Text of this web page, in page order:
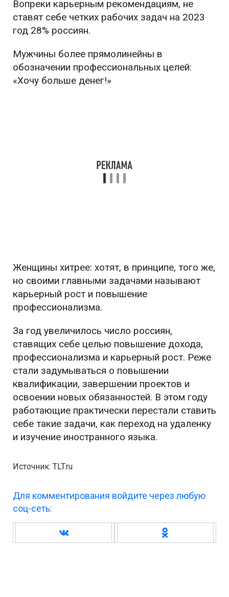
Вопреки карьерным рекомендациям, не
ставят себе четких рабочих задач на 2023
год 28% россиян.
Мужчины более прямолинейны в
обозначении профессиональных целей:
«Хочу больше денег!»
Женщины хитрее: хотят, в принципе, того же,
но своими главными задачами называют
карьерный рост и повышение
профессионализма.
За год увеличилось число россиян,
ставящих себе целью повышение дохода,
профессионализма и карьерный рост. Реже
стали задумываться о повышении
квалификации, завершении проектов и
освоении новых обязанностей. В этом году
работающие практически перестали ставить
себе такие задачи, как переход на удаленку
и изучение иностранного языка.
Источник: TLT.ru
Для комментирования войдите через любую
соц-сеть: